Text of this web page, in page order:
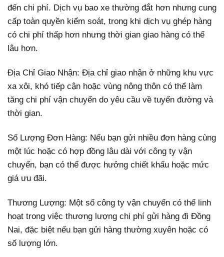
đến chi phí. Dịch vụ bao xe thường đắt hơn nhưng cung
cấp toàn quyền kiểm soát, trong khi dịch vụ ghép hàng
có chi phí thấp hơn nhưng thời gian giao hàng có thể
lâu hơn.
Địa Chỉ Giao Nhận: Địa chỉ giao nhận ở những khu vực
xa xôi, khó tiếp cận hoặc vùng nông thôn có thể làm
tăng chi phí vận chuyển do yêu cầu về tuyến đường và
thời gian.
Số Lượng Đơn Hàng: Nếu bạn gửi nhiều đơn hàng cùng
một lúc hoặc có hợp đồng lâu dài với công ty vận
chuyển, bạn có thể được hưởng chiết khấu hoặc mức
giá ưu đãi.
Thương Lượng: Một số công ty vận chuyển có thể linh
hoạt trong việc thương lượng chi phí gửi hàng đi Đồng
Nai, đặc biệt nếu bạn gửi hàng thường xuyên hoặc có
số lượng lớn.